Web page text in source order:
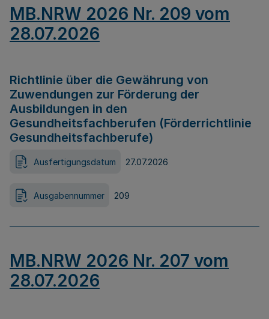
MB.NRW 2026 Nr. 209 vom
28.07.2026
Richtlinie über die Gewährung von
Zuwendungen zur Förderung der
Ausbildungen in den
Gesundheitsfachberufen (Förderrichtlinie
Gesundheitsfachberufe)
Ausfertigungsdatum 27.07.2026
Ausgabennummer 209
MB.NRW 2026 Nr. 207 vom
28.07.2026